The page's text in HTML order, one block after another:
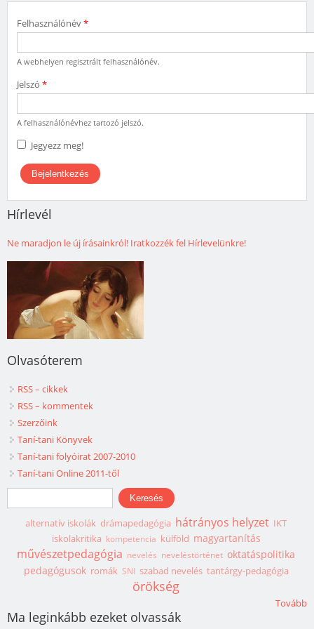
Felhasználónév*
A webhelyen regisztrált felhasználónév.
Jelszó *
A felhasználónévhez tartozó jelszó.
Jegyezz meg!
Hírlevél
Ne maradjon le új írásainkról! Iratkozzék fel Hírlevelünkre!
Olvasóterem
RSS – cikkek
RSS – kommentek
Szerzőink
Taní-tani Könyvek
Taní-tani folyóirat 2007-2010
Taní-tani Online 2011-től
Keresés űrlap
Keresés
alternatív iskolák drámapedagógia hátrányos helyzet IKT
iskolakritika kompetencia külföld magyartanítás
művészetpedagógia nevelés neveléstörténet oktatáspolitika
pedagógusok romák SNI szabad nevelés tantárgy-pedagógia
örökség
Tovább
Ma leginkább ezeket olvassák